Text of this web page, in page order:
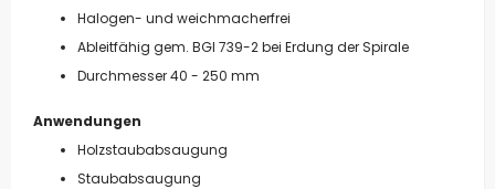
Halogen- und weichmacherfrei
Ableitfähig gem. BGI 739-2 bei Erdung der Spirale
Durchmesser 40 - 250 mm
Anwendungen
Holzstaubabsaugung
Staubabsaugung